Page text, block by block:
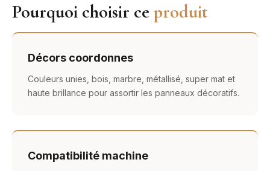
Pourquoi choisir ceproduit
Décors coordonnes
Couleurs unies, bois, marbre, métallisé, super mat et
haute brillance pour assortir les panneaux décoratifs.
Compatibilité machine